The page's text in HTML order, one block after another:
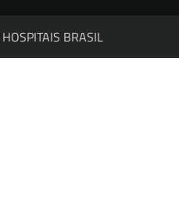
HOSPITAIS BRASIL